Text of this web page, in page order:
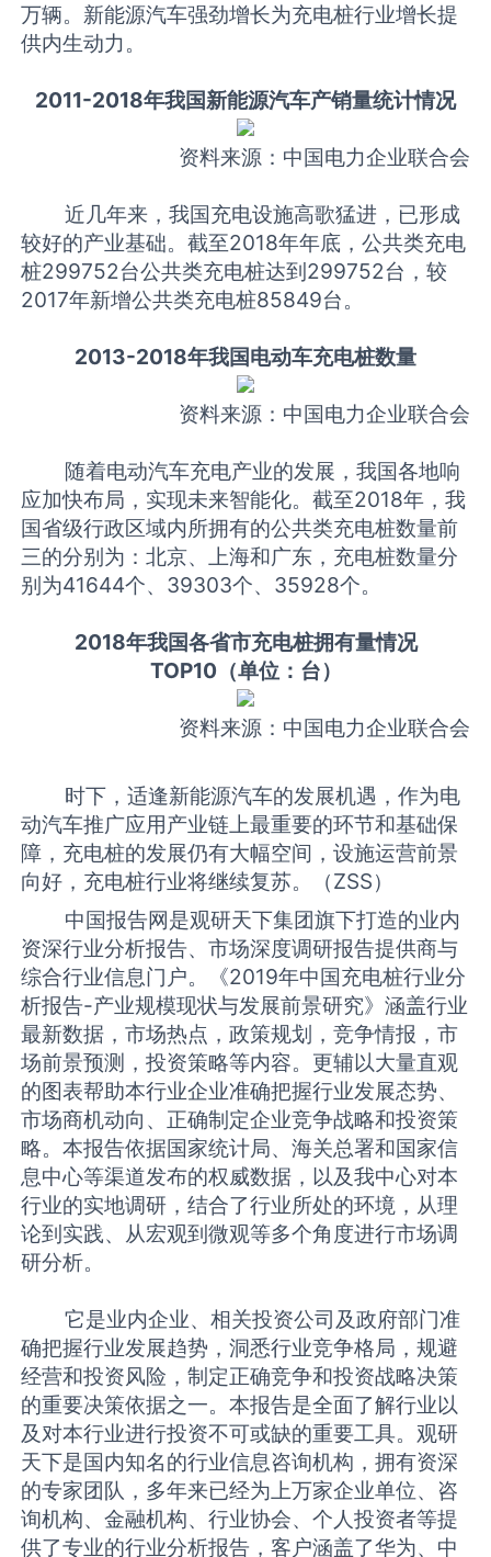
万辆。新能源汽车强劲增长为充电桩行业增长提
供内生动力。
2011-2018年我国新能源汽车产销量统计情况
资料来源：中国电力企业联合会
近几年来，我国充电设施高歌猛进，已形成
较好的产业基础。截至2018年年底，公共类充电
桩299752台公共类充电桩达到299752台，较
2017年新增公共类充电桩85849台。
2013-2018年我国电动车充电桩数量
资料来源：中国电力企业联合会
随着电动汽车充电产业的发展，我国各地响
应加快布局，实现未来智能化。截至2018年，我
国省级行政区域内所拥有的公共类充电桩数量前
三的分别为：北京、上海和广东，充电桩数量分
别为41644个、39303个、35928个。
2018年我国各省市充电桩拥有量情况
TOP10（单位：台）
资料来源：中国电力企业联合会
时下，适逢新能源汽车的发展机遇，作为电
动汽车推广应用产业链上最重要的环节和基础保
障，充电桩的发展仍有大幅空间，设施运营前景
向好，充电桩行业将继续复苏。
（ZSS）
中国报告网是观研天下集团旗下打造的业内
资深行业分析报告、市场深度调研报告提供商与
综合行业信息门户。《2019年中国充电桩行业分
析报告-产业规模现状与发展前景研究》涵盖行业
最新数据，市场热点，政策规划，竞争情报，市
场前景预测，投资策略等内容。更辅以大量直观
的图表帮助本行业企业准确把握行业发展态势、
市场商机动向、正确制定企业竞争战略和投资策
略。本报告依据国家统计局、海关总署和国家信
息中心等渠道发布的权威数据，以及我中心对本
行业的实地调研，结合了行业所处的环境，从理
论到实践、从宏观到微观等多个角度进行市场调
研分析。
它是业内企业、相关投资公司及政府部门准
确把握行业发展趋势，洞悉行业竞争格局，规避
经营和投资风险，制定正确竞争和投资战略决策
的重要决策依据之一。本报告是全面了解行业以
及对本行业进行投资不可或缺的重要工具。观研
天下是国内知名的行业信息咨询机构，拥有资深
的专家团队，多年来已经为上万家企业单位、咨
询机构、金融机构、行业协会、个人投资者等提
供了专业的行业分析报告，客户涵盖了华为、中